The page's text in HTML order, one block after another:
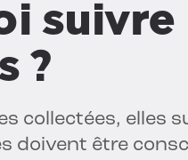
?
collectées, elles
doivent être